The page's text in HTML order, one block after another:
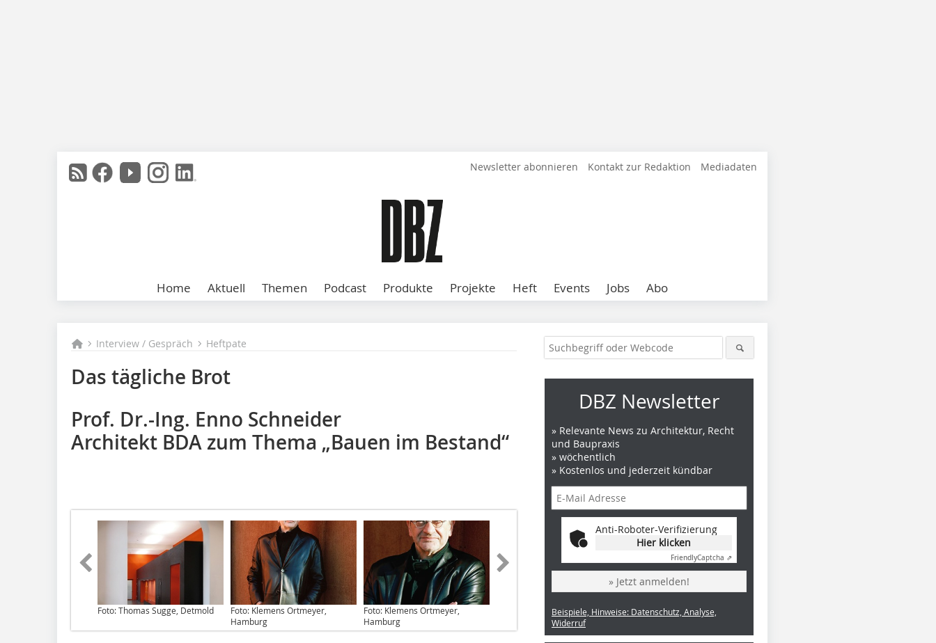
Newsletter abonnieren Kontakt zur Redaktion Mediadaten
Home Aktuell Themen Podcast Produkte Projekte Heft Events Jobs Abo
Interview / Gespräch Heftpate
Das tägliche Brot
Prof. Dr.-Ing. Enno Schneider
Architekt BDA zum Thema „Bauen im Bestand“
Foto: Thomas Sugge, Detmold
Foto: Klemens Ortmeyer,
Hamburg
Foto: Klemens Ortmeyer,
Hamburg
DBZ Newsletter
» Relevante News zu Architektur, Recht
und Baupraxis
» wöchentlich
» Kostenlos und jederzeit kündbar
Anti-Roboter-Verifizierung
Hier klicken
FriendlyCaptcha ⇗
» Jetzt anmelden!
Beispiele, Hinweise: Datenschutz, Analyse,
Widerruf